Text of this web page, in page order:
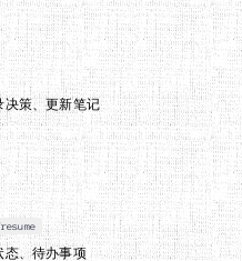
策、更新笔记
、待办事项